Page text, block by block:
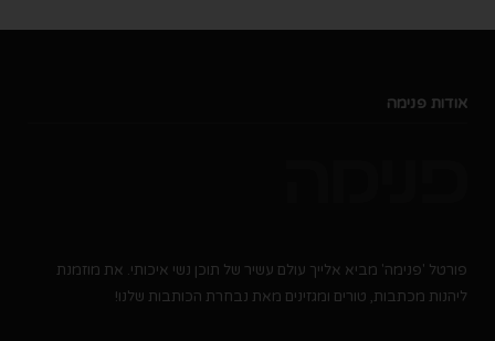
אודות פנימה
פורטל 'פנימה' מביא אלייך עולם עשיר של תוכן נשי איכותי. את מוזמנת
ליהנות מכתבות, טורים ומגזינים מאת נבחרת הכותבות שלנו!